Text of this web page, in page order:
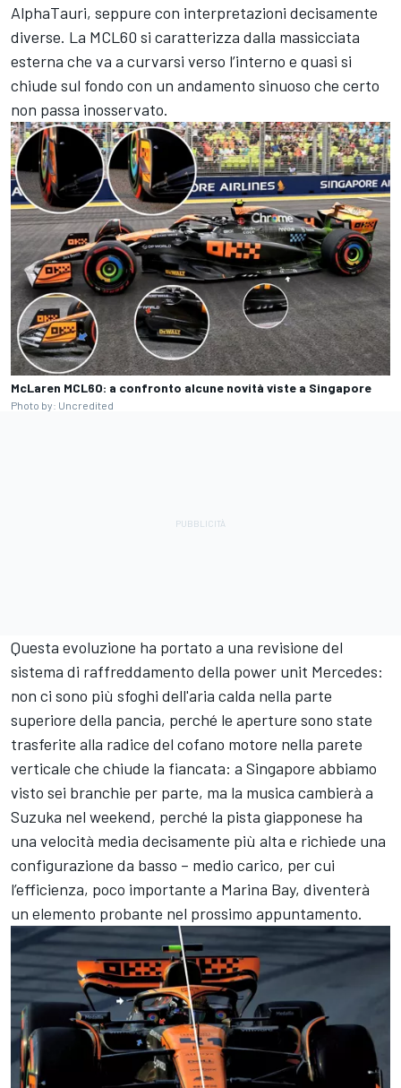
AlphaTauri, seppure con interpretazioni decisamente
diverse. La MCL60 si caratterizza dalla massicciata
esterna che va a curvarsi verso l’interno e quasi si
chiude sul fondo con un andamento sinuoso che certo
non passa inosservato.
McLaren MCL60: a confronto alcune novità viste a Singapore
Photo by: Uncredited
Questa evoluzione ha portato a una revisione del
sistema di raffreddamento della power unit Mercedes:
non ci sono più sfoghi dell'aria calda nella parte
superiore della pancia, perché le aperture sono state
trasferite alla radice del cofano motore nella parete
verticale che chiude la fiancata: a Singapore abbiamo
visto sei branchie per parte, ma la musica cambierà a
Suzuka nel weekend, perché la pista giapponese ha
una velocità media decisamente più alta e richiede una
configurazione da basso – medio carico, per cui
l’efficienza, poco importante a Marina Bay, diventerà
un elemento probante nel prossimo appuntamento.